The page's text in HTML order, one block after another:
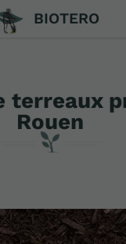
BIOTERO
terreaux
Rouen